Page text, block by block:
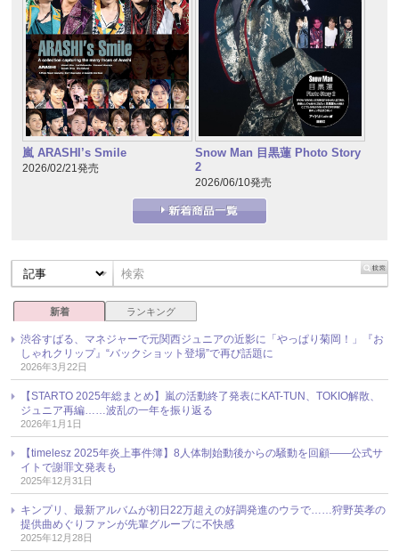
嵐 ARASHI’s Smile
2026/02/21発売
Snow Man 目黒蓮 Photo Story
2
2026/06/10発売
新着 ランキング
渋谷すばる、マネジャーで元関西ジュニアの近影に「やっぱり菊岡！」『お
しゃれクリップ』“バックショット登場”で再び話題に
2026年3月22日
【STARTO 2025年総まとめ】嵐の活動終了発表にKAT-TUN、TOKIO解散、
ジュニア再編……波乱の一年を振り返る
2026年1月1日
【timelesz 2025年炎上事件簿】8人体制始動後からの騒動を回顧――公式サ
イトで謝罪文発表も
2025年12月31日
キンプリ、最新アルバムが初日22万超えの好調発進のウラで……狩野英孝の
提供曲めぐりファンが先輩グループに不快感
2025年12月28日